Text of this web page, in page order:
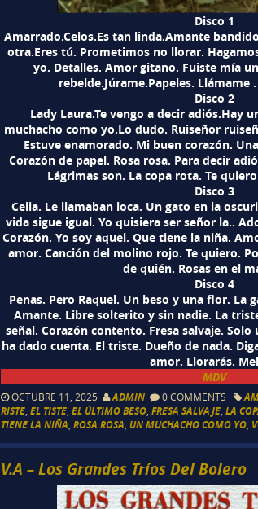
Disco 1
Amarrado.Celos.Es tan linda.Amante
otra.Eres tú. Prometimos no llorar.
yo. Detalles. Amor gitano. Fuiste mía
rebelde.Júrame.Papeles. Llámame
Disco 2
Lady Laura.Te vengo a decir adiós.Hay
muchacho como yo.Lo dudo. Ruiseñor
Estuve enamorado. Mi buen corazón.
Corazón de papel. Rosa rosa. Para decir
Lágrimas son. La copa rota. Te
Disco 3
Celia. Le llamaban loca. Un gato en la
vida sigue igual. Yo quisiera ser señor la..
Corazón. Yo soy aquel. Que tiene la niña.
amor. Canción del molino rojo. Te quiero.
de quién. Rosas en el
Disco 4
Penas. Pero Raquel. Un beso y una flor. La
Amante. Libre solterito y sin nadie. La
señal. Corazón contento. Fresa salvaje. Solo
ha dado cuenta. El triste. Dueño de nada.
amor. Llorarás.
MDV
OCTUBRE 11, 2025 ADMIN 0 COMMENTS
RISTE ,EL TISTE ,EL ÚLTIMO BESO ,FRESA SALVAJE ,LA
TIENE LA NIÑA ,ROSA ROSA UN MUCHACHO COMO YO
V.A – Los Grandes Tríos Del Bolero